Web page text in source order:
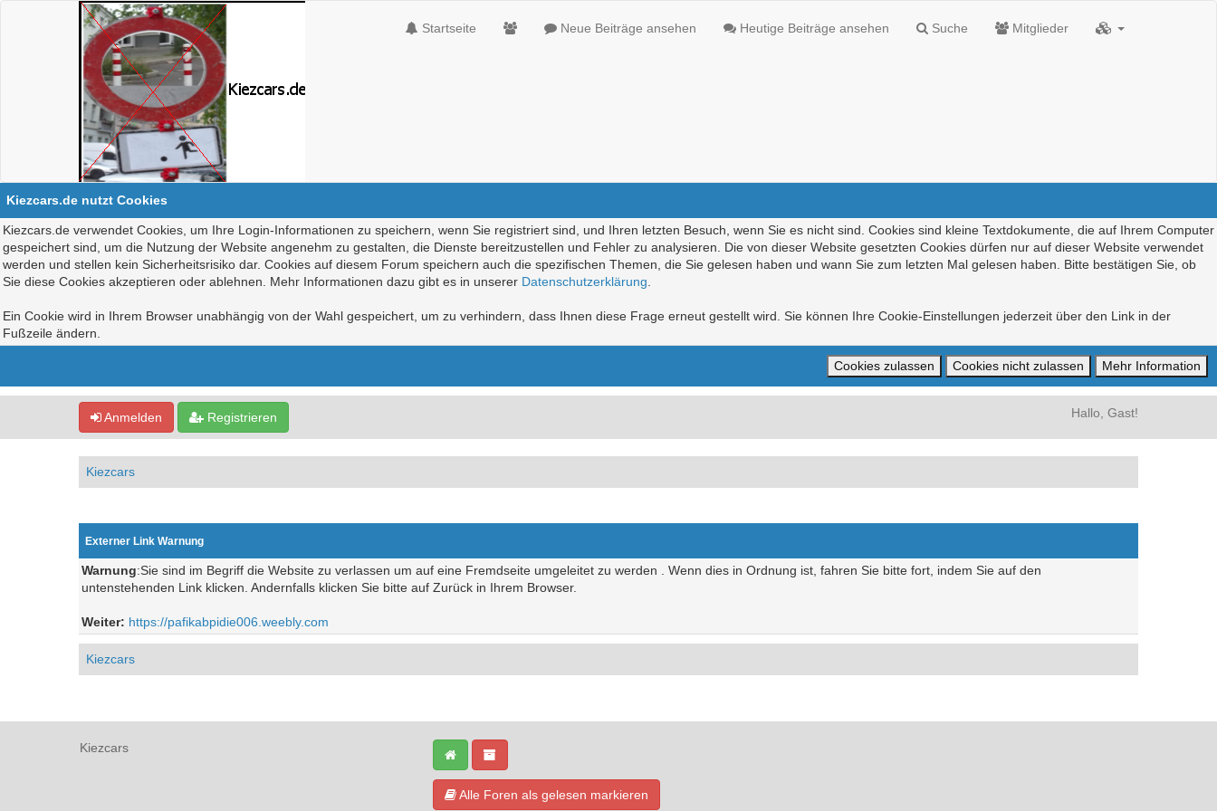
Startseite Neue Beiträge ansehen Heutige Beiträge ansehen Suche Mitglieder
Kiezcars.de nutzt Cookies
Kiezcars.de verwendet Cookies, um Ihre Login-Informationen zu speichern, wenn Sie registriert sind, und Ihren letzten Besuch, wenn Sie es nicht sind. Cookies sind kleine Textdokumente, die auf Ihrem Computer
gespeichert sind, um die Nutzung der Website angenehm zu gestalten, die Dienste bereitzustellen und Fehler zu analysieren. Die von dieser Website gesetzten Cookies dürfen nur auf dieser Website verwendet
werden und stellen kein Sicherheitsrisiko dar. Cookies auf diesem Forum speichern auch die spezifischen Themen, die Sie gelesen haben und wann Sie zum letzten Mal gelesen haben. Bitte bestätigen Sie, ob
Sie diese Cookies akzeptieren oder ablehnen. Mehr Informationen dazu gibt es in unserer Datenschutzerklärung
Ein Cookie wird in Ihrem Browser unabhängig von der Wahl gespeichert, um zu verhindern, dass Ihnen diese Frage erneut gestellt wird. Sie können Ihre Cookie-Einstellungen jederzeit über den Link in der
Fußzeile ändern.
Anmelden Registrieren Hallo, Gast!
Kiezcars
Externer Link Warnung
Warnung:Sie sind im Begriff die Website zu verlassen um auf eine Fremdseite umgeleitet zu werden . Wenn dies in Ordnung ist, fahren Sie bitte fort, indem Sie auf den
untenstehenden Link klicken. Andernfalls klicken Sie bitte auf Zurück in Ihrem Browser.
Weiter: https://pafikabpidie006.weebly.com
Kiezcars
Kiezcars
Alle Foren als gelesen markieren